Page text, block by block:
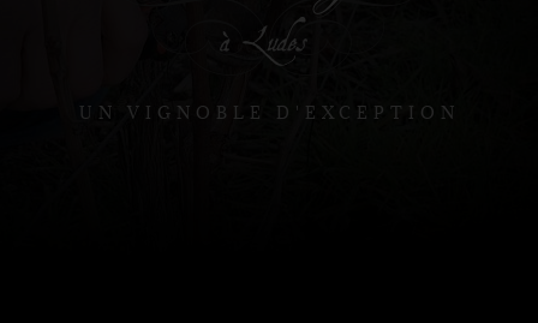
UN VIGNOBLE D'EXCEPTION